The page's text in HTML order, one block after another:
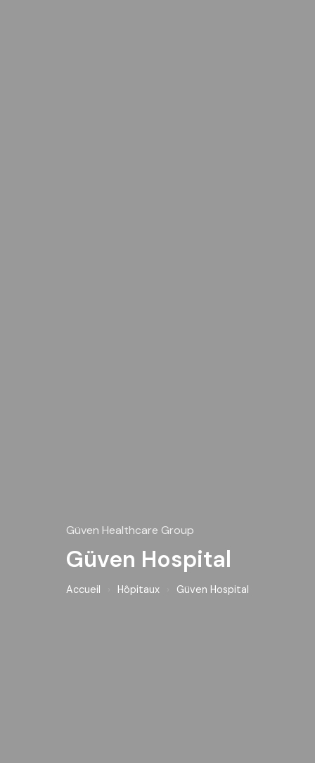
Güven Healthcare Group
Güven Hospital
Accueil Hôpitaux Güven Hospital